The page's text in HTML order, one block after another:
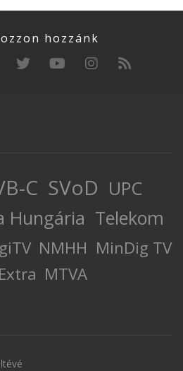
hozzánk
C SVoD UPC
Hungária Telekom
NMHH MinDig TV
MTVA